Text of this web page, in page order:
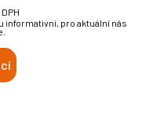
DPH
informativní, pro aktuální nás